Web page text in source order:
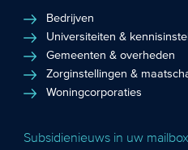
Bedrijven
Universiteiten &
Gemeenten & overheden
Zorginstellingen &
Woningcorporaties
Subsidienieuws in uw mailbox